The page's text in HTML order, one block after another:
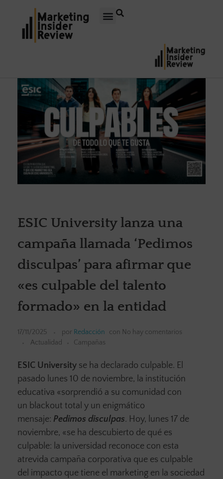
ESIC University lanza una
campaña llamada ‘Pedimos
disculpas’ para afirmar que
«es culpable del talento
formado» en la entidad
17/11/2025 por Redacción con No hay comentarios
Actualidad
Campañas
ESIC University se ha declarado culpable. El
pasado lunes 10 de noviembre, la institución
educativa «sorprendió a su comunidad con
un blackout total y un enigmático
mensaje: Pedimos disculpas. Hoy, lunes 17 de
noviembre, «se ha descubierto de qué es
culpable: la universidad reconoce con esta
atrevida campaña corporativa que es culpable
del impacto que tiene el marketing en la sociedad